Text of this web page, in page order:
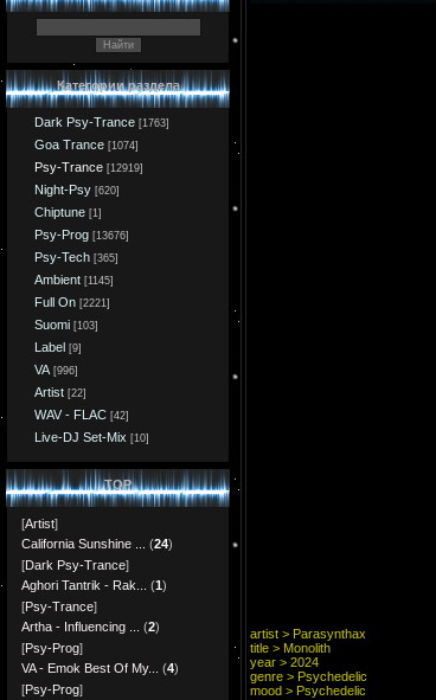
Категории раздела
Dark Psy-Trance [1763]
Goa Trance [1074]
Psy-Trance [12919]
Night-Psy [620]
Chiptune [1]
Psy-Prog [13676]
Psy-Tech [365]
Ambient [1145]
Full On [2221]
Suomi [103]
Label [9]
VA [996]
Artist [22]
WAV - FLAC [42]
Live-DJ Set-Mix [10]
TOP
[Artist]
California Sunshine ...
(24)
[Dark Psy-Trance]
Aghori Tantrik - Rak...
(1)
[Psy-Trance]
Artha - Influencing ...
(2)
[Psy-Prog]
VA - Emok Best Of My...
(4)
[Psy-Prog]
artist > Parasynthax
title > Monolith
year > 2024
genre > Psychedelic
mood > Psychedelic